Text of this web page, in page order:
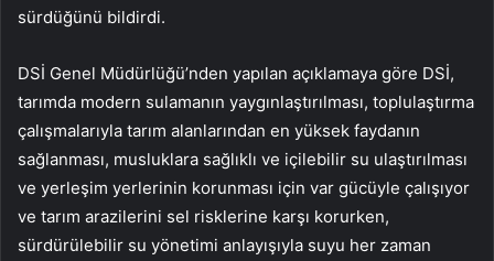
sürdüğünü bildirdi.
DSİ Genel Müdürlüğü’nden yapılan açıklamaya göre DSİ,
tarımda modern sulamanın yaygınlaştırılması, toplulaştırma
çalışmalarıyla tarım alanlarından en yüksek faydanın
sağlanması, musluklara sağlıklı ve içilebilir su ulaştırılması
ve yerleşim yerlerinin korunması için var gücüyle çalışıyor
ve tarım arazilerini sel risklerine karşı korurken,
sürdürülebilir su yönetimi anlayışıyla suyu her zaman